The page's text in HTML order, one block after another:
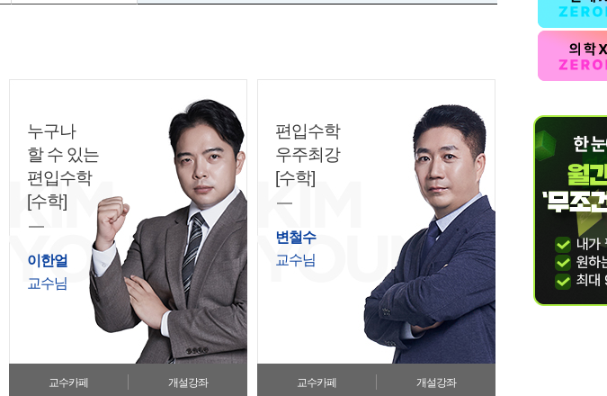
♡영수 T패스2.0♡ 플러스캐쉬 3만원
♡경찰대 패키지♡ 플러스캐쉬 1만원
♡제로패스♡ 제로베이스를 위한 가장 완벽한 기초 완성
누구나
할 수 있는
편입수학
[수학]
이한얼
교수님
교수카페 개설강좌
편입수학
우주최강
[수학]
변철수
교수님
교수카페 개설강좌